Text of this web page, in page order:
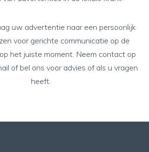
uw advertentie naar een persoonlijk
voor gerichte communicatie op de
het juiste moment. Neem contact op
of bel ons voor advies of als u vragen
heeft.